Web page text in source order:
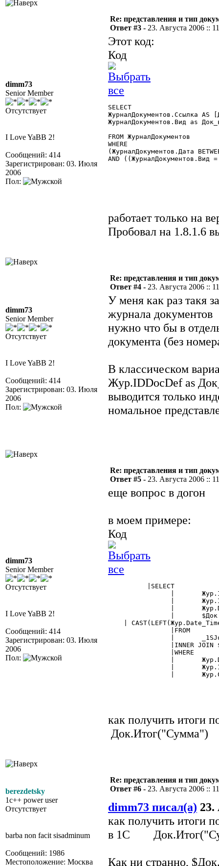
dimm73
Senior Member
Отсутствует
I Love YaBB 2!
Сообщений: 414
Зарегистрирован: 03. Июля
2006
Пол:
Re: представления и тип
Ответ #3 - 23. Августа 2006 ::
Этот код:
Код
SELECT
ЖурналДокументов.Ссылка AS
ЖурналДокументов.Вид as
FROM ЖурналДокументов
WHERE
(ЖурналДокументов.Дата
AND ((ЖурналДокументов.Вид
работает только на
Пробовал на 1.8.1.6
dimm73
Senior Member
Отсутствует
I Love YaBB 2!
Сообщений: 414
Зарегистрирован: 03. Июля
2006
Пол:
Re: представления и тип
Ответ #4 - 23. Августа 2006 ::
У меня как раз такя
журнала документов
нужно что бы в
документа (без
В классическом
Жур.IDDocDef as
выводится только
номальное
dimm73
Senior Member
Отсутствует
I Love YaBB 2!
Сообщений: 414
Зарегистрирован: 03. Июля
2006
Пол:
Re: представления и тип
Ответ #5 - 23. Августа 2006 ::
еще вопрос в догон
в моем примере:
Код
|
как получить
Док.Итог("Сумма")
berezdetsky
1c++ power user
Отсутствует
barba non facit sisadminum
Сообщений: 1986
Местоположение: Москва
Re: представления и тип
Ответ #6 - 23. Августа 2006 ::
dimm73 писал(а) 23.
как получить итоги
в 1С
Как ни странно,